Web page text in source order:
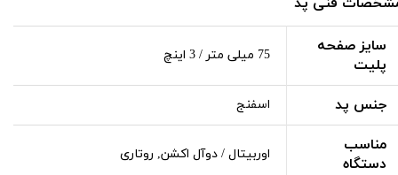
سایز صفحه
پلیت
75 میلی متر / 3 اینچ
جنس پد اسفنج
مناسب
دستگاه
اوربیتال / دوآل اکشن, روتاری